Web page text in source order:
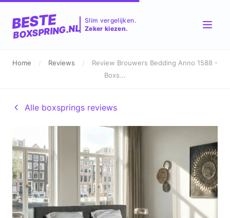
BESTE
BOXSPRING.NL
Slim vergelijken.
Zeker kiezen.
Home / Reviews /
Review Brouwers Bedding Anno 1588 -
Boxs...
Alle boxsprings reviews